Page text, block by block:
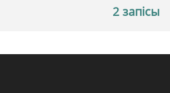
2 запісы